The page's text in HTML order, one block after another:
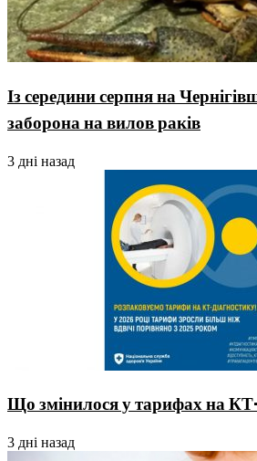
Із середини серпня на
заборона на вилов раків
3 дні назад
Що змінилося у тарифах на
3 дні назад